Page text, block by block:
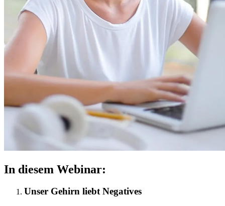
In diesem Webinar:
Unser Gehirn liebt Negatives